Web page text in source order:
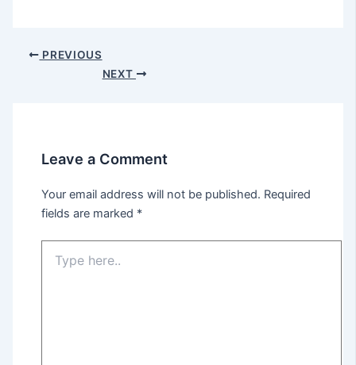
PREVIOUS
NEXT
Leave a Comment
Your email address will not be published. Required
fields are marked *
here..